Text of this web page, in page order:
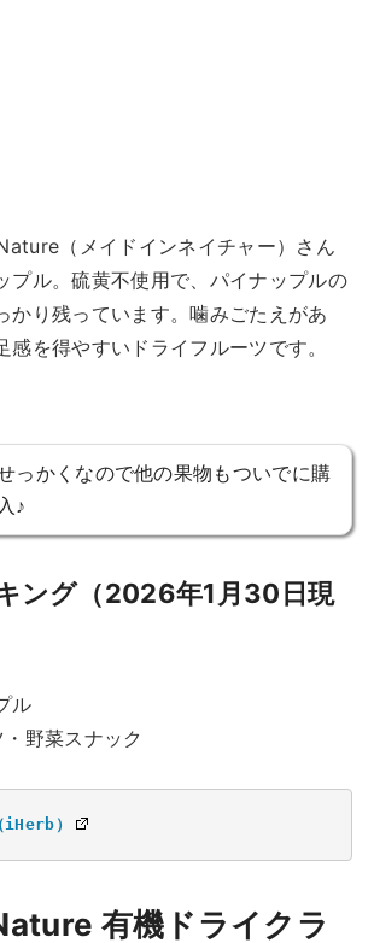
（メイドインネイチャー）さん
プル。硫黄不使用で、パイナップルの
かり残っています。噛みごたえがあ
感を得やすいドライフルーツです。
っかくなので他の果物もついでに購
入♪
ング（2026年1月30日現
ル
野菜スナック
iHerb）
有機ドライクラ